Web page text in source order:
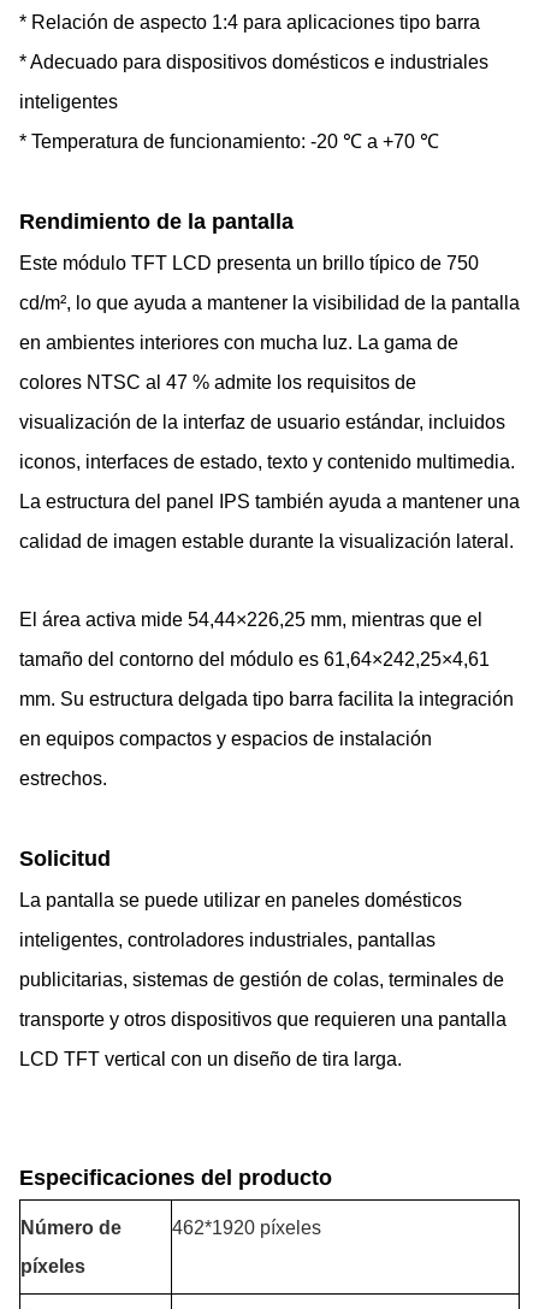
* Relación de aspecto 1:4 para aplicaciones tipo barra
* Adecuado para dispositivos domésticos e industriales
inteligentes
* Temperatura de funcionamiento: -20 ℃ a +70 ℃
Rendimiento de la pantalla
Este módulo TFT LCD presenta un brillo típico de 750
cd/m², lo que ayuda a mantener la visibilidad de la pantalla
en ambientes interiores con mucha luz. La gama de
colores NTSC al 47 % admite los requisitos de
visualización de la interfaz de usuario estándar, incluidos
iconos, interfaces de estado, texto y contenido multimedia.
La estructura del panel IPS también ayuda a mantener una
calidad de imagen estable durante la visualización lateral.
El área activa mide 54,44×226,25 mm, mientras que el
tamaño del contorno del módulo es 61,64×242,25×4,61
mm. Su estructura delgada tipo barra facilita la integración
en equipos compactos y espacios de instalación
estrechos.
Solicitud
La pantalla se puede utilizar en paneles domésticos
inteligentes, controladores industriales, pantallas
publicitarias, sistemas de gestión de colas, terminales de
transporte y otros dispositivos que requieren una pantalla
LCD TFT vertical con un diseño de tira larga.
Especificaciones del producto
Número de
píxeles
462*1920 píxeles